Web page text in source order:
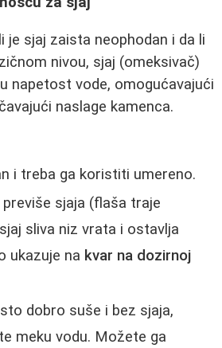
je sjaj zaista neophodan i da li
nivou, sjaj (omeksivač)
napetost vode, omogućavajući
naslage kamenca.
i treba ga koristiti umereno.
sjaja (flaša traje
sliva niz vrata i ostavlja
ukazuje na kvar na dozirnoj
dobro suše i bez sjaja,
meku vodu. Možete ga